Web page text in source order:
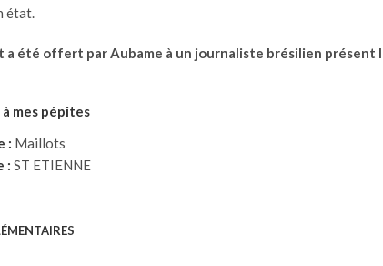
état.
a été offert par Aubame à un journaliste brésilien présent
mes pépites
: Maillots
: ST ETIENNE